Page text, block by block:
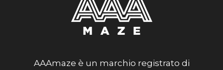
AAAmaze è un marchio registrato di